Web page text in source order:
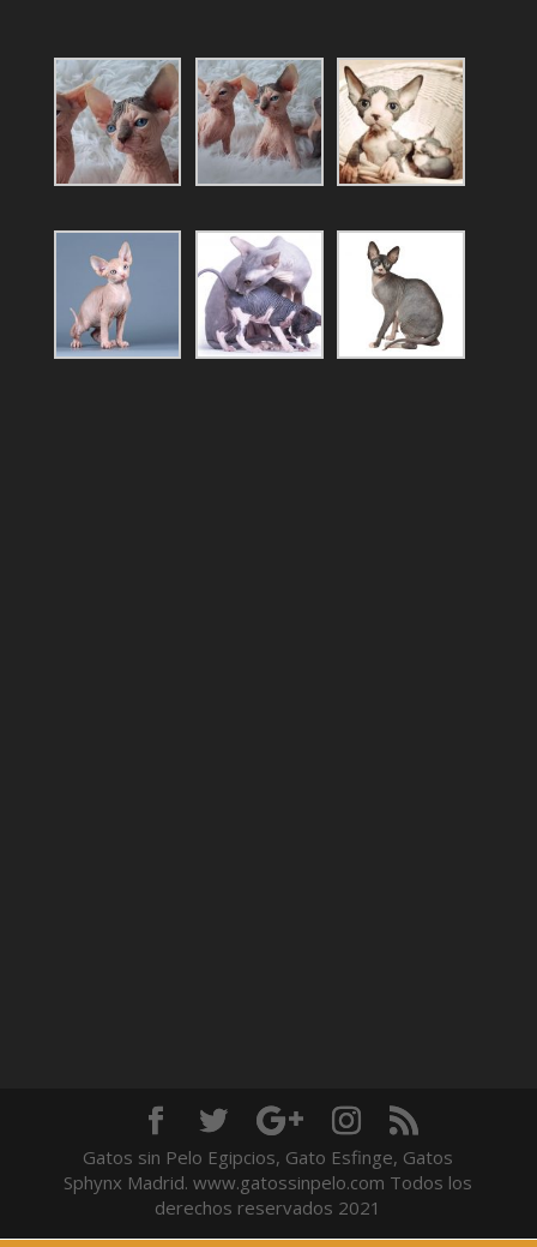
Gatos sin Pelo Egipcios, Gato Esfinge, Gatos
Sphynx Madrid. www.gatossinpelo.com Todos los
derechos reservados 2021